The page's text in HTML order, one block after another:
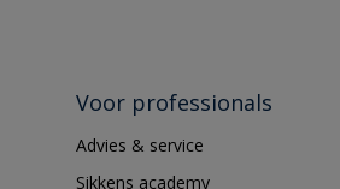
Voor professionals
Advies & service
Sikkens academy